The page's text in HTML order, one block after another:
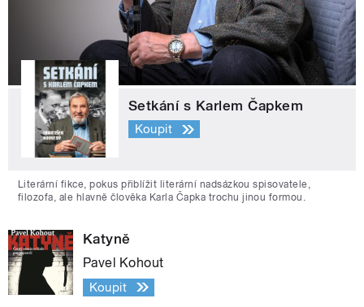
Setkání s Karlem Čapkem
Koupit
Literární fikce, pokus přiblížit literární nadsázkou spisovatele,
filozofa, ale hlavně člověka Karla Čapka trochu jinou formou.
Katyně
Pavel Kohout
Koupit